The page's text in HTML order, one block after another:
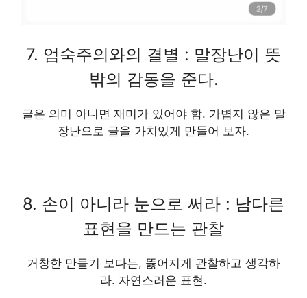
7. 엄숙주의와의 결별 : 말장난이 뜻
밖의 감동을 준다.
글은 의미 아니면 재미가 있어야 함. 가볍지 않은 말
장난으로 글을 가치있게 만들어 보자.
8. 손이 아니라 눈으로 써라 : 남다른
표현을 만드는 관찰
거창한 만들기 보다는, 뚫어지게 관찰하고 생각하
라. 자연스러운 표현.